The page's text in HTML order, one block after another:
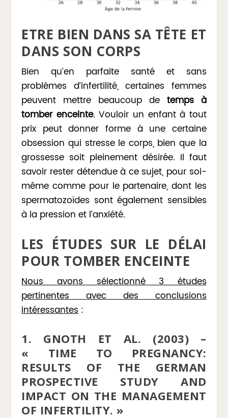
ETRE BIEN DANS SA TÊTE ET
DANS SON CORPS
Bien qu’en parfaite santé et sans
problèmes d’infertilité, certaines femmes
peuvent mettre beaucoup de temps à
tomber enceinte. Vouloir un enfant à tout
prix peut donner forme à une certaine
obsession qui stresse le corps, bien que la
grossesse soit pleinement désirée. Il faut
savoir rester détendue à ce sujet, pour soi-
même comme pour le partenaire, dont les
spermatozoïdes sont également sensibles
à la pression et l’anxiété.
LES ÉTUDES SUR LE DÉLAI
POUR TOMBER ENCEINTE
Nous avons sélectionné 3 études
pertinentes avec des conclusions
intéressantes:
1. GNOTH ET AL. (2003) –
« TIME TO PREGNANCY:
RESULTS OF THE GERMAN
PROSPECTIVE STUDY AND
IMPACT ON THE MANAGEMENT
OF INFERTILITY. »